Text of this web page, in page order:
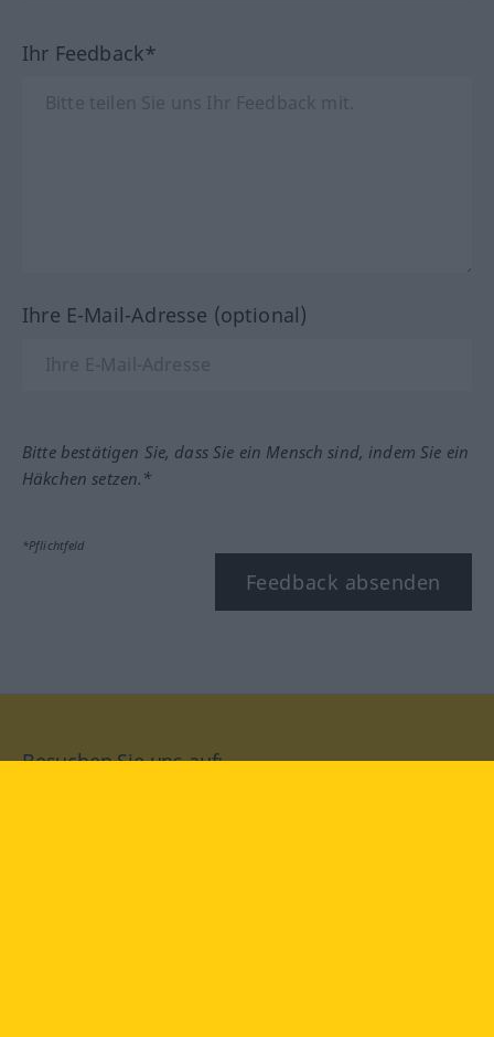
Ihr Feedback*
Ihre E-Mail-Adresse (optional)
Bitte bestätigen Sie, dass Sie ein Mensch sind, indem Sie ein
Häkchen setzen.*
*Pflichtfeld
Feedback absenden
Besuchen Sie uns auf: